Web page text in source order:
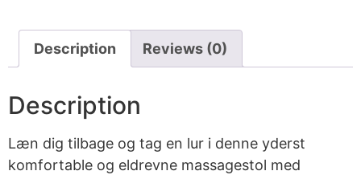
Description Reviews (0)
Description
Læn dig tilbage og tag en lur i denne yderst
komfortable og eldrevne massagestol med